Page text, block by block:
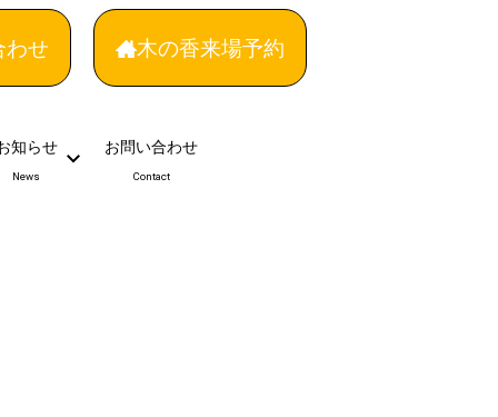
わせ 木の香来場予約
知らせ
News
お問い合わせ
Contact